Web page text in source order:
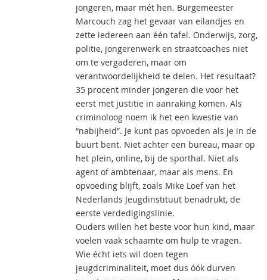
jongeren, maar mét hen. Burgemeester
Marcouch zag het gevaar van eilandjes en
zette iedereen aan één tafel. Onderwijs, zorg,
politie, jongerenwerk en straatcoaches niet
om te vergaderen, maar om
verantwoordelijkheid te delen. Het resultaat?
35 procent minder jongeren die voor het
eerst met justitie in aanraking komen. Als
criminoloog noem ik het een kwestie van
“nabijheid”. Je kunt pas opvoeden als je in de
buurt bent. Niet achter een bureau, maar op
het plein, online, bij de sporthal. Niet als
agent of ambtenaar, maar als mens. En
opvoeding blijft, zoals Mike Loef van het
Nederlands Jeugdinstituut benadrukt, de
eerste verdedigingslinie.
Ouders willen het beste voor hun kind, maar
voelen vaak schaamte om hulp te vragen.
Wie écht iets wil doen tegen
jeugdcriminaliteit, moet dus óók durven